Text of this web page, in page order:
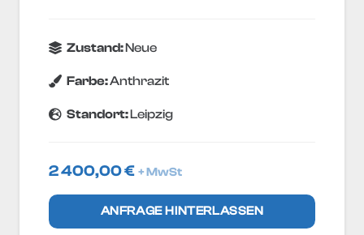
Zustand:Neue
Farbe:Anthrazit
Standort:Leipzig
2 400,00€ + MwSt
ANFRAGE HINTERLASSEN